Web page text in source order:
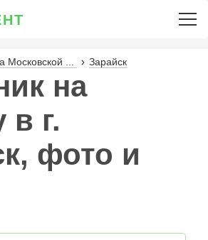
Московской ... Зарайск
на
в г.
фото и